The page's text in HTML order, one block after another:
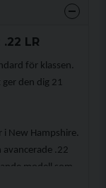
LR
för klassen.
den dig 21
i New Hampshire.
.22
modell som
rödpunkt på